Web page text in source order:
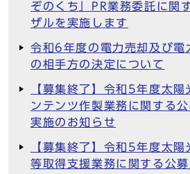
ぞのくち」PR業務委託に関
ザルを実施します
令和6年度の電力売却及び電
の相手方の決定について
【募集終了】令和5年度太陽
ンテンツ作製業務に関する
実施のお知らせ
【募集終了】令和5年度太
等取得支援業務に関する公